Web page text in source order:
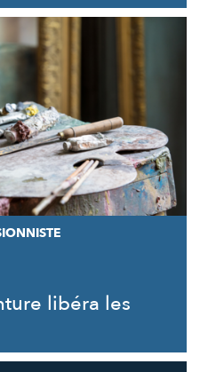
libéra les